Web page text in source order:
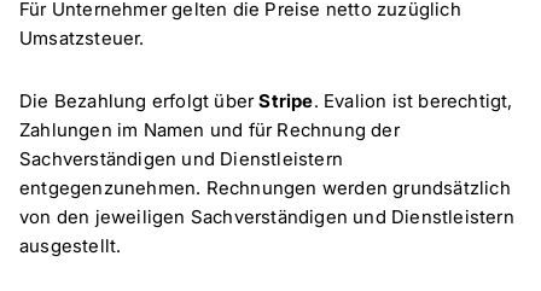
Für Unternehmer gelten die Preise netto zuzüglich
Umsatzsteuer.
Die Bezahlung erfolgt überStripe. Evalion ist berechtigt,
Zahlungen im Namen und für Rechnung der
Sachverständigen und Dienstleistern
entgegenzunehmen. Rechnungen werden grundsätzlich
von den jeweiligen Sachverständigen und Dienstleistern
ausgestellt.